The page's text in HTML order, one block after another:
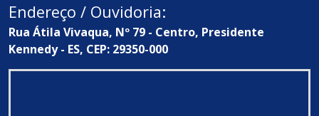
Endereço / Ouvidoria:
Rua Átila Vivaqua, Nº 79 - Centro, Presidente
Kennedy - ES, CEP: 29350-000